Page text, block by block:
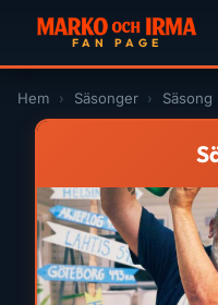
Hem › Säsonger › Säsong